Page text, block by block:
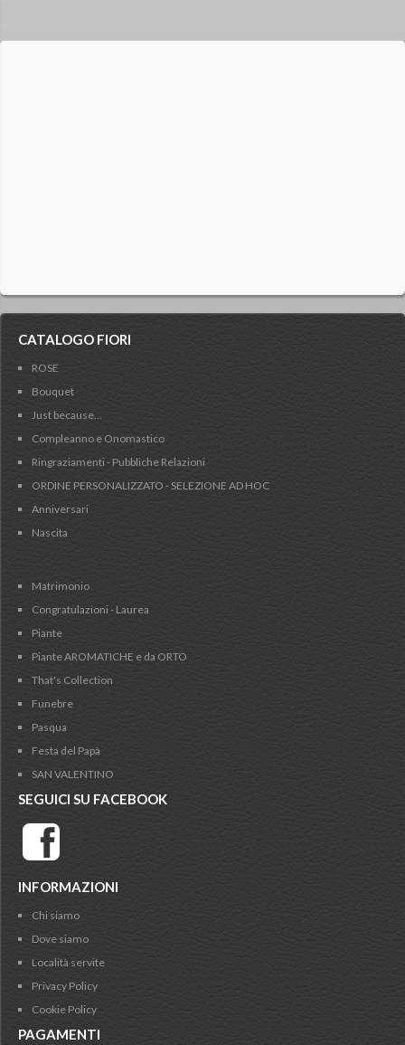
CATALOGO FIORI
ROSE
Bouquet
Just because...
Compleanno e Onomastico
Ringraziamenti - Pubbliche Relazioni
ORDINE PERSONALIZZATO - SELEZIONE AD HOC
Anniversari
Nascita
Matrimonio
Congratulazioni - Laurea
Piante
Piante AROMATICHE e da ORTO
That's Collection
Funebre
Pasqua
Festa del Papà
SAN VALENTINO
SEGUICI SU FACEBOOK
INFORMAZIONI
Chi siamo
Dove siamo
Località servite
Privacy Policy
Cookie Policy
PAGAMENTI